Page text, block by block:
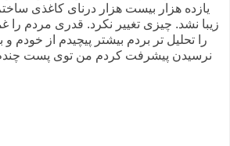
یازده هزار بیست هزار درنای کاغذی
زیبا نشد. چیزی تغییر نکرد. قدری مردم
را تحلیل تر بردم بیشتر پیچیدم از خودم
نرسیدن پیشرفت کردم من توی پست